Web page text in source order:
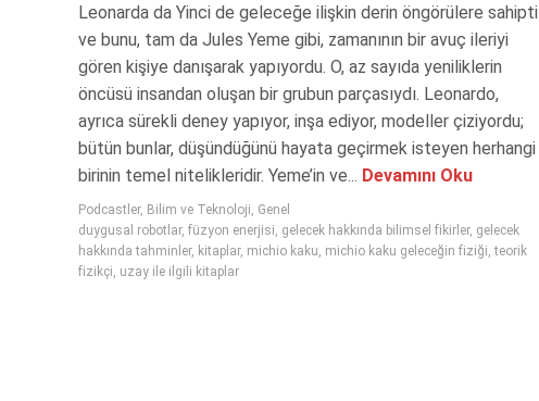
Leonarda da Yinci de geleceğe ilişkin derin öngörülere sahipti
ve bunu, tam da Jules Yeme gibi, zamanının bir avuç ileriyi
gören kişiye danışarak yapıyordu. O, az sayıda yeniliklerin
öncüsü insandan oluşan bir grubun parçasıydı. Leonardo,
ayrıca sürekli deney yapıyor, inşa ediyor, modeller çiziyordu;
bütün bunlar, düşündüğünü hayata geçirmek isteyen herhangi
birinin temel nitelikleridir. Yeme’in ve... Devamını Oku
Podcastler, Bilim ve Teknoloji, Genel
duygusal robotlar, füzyon enerjisi, gelecek hakkında bilimsel fikirler, gelecek
hakkında tahminler, kitaplar, michio kaku, michio kaku geleceğin fiziği,teorik
fizikçi, uzay ile ilgili kitaplar